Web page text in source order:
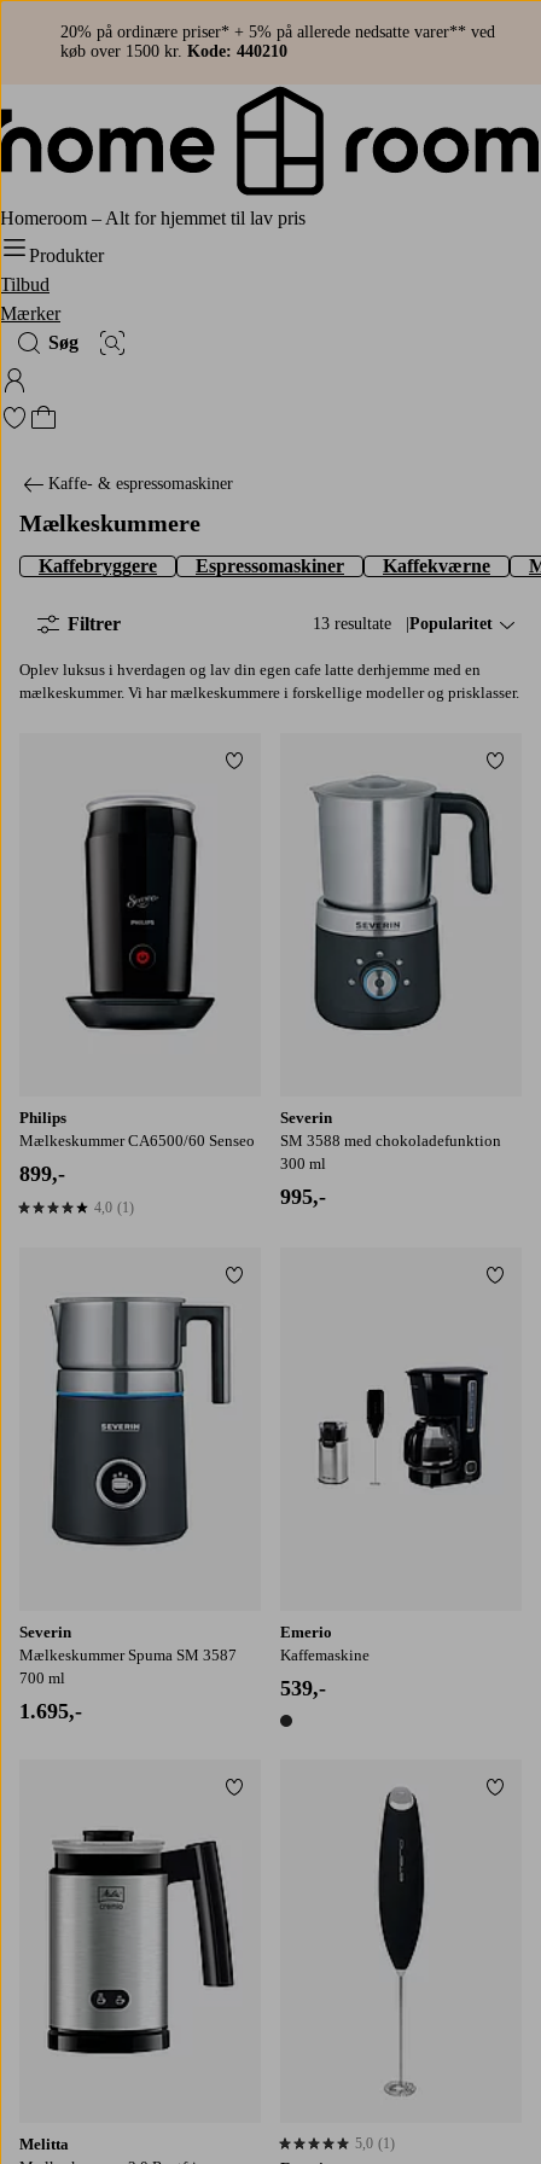
20% på ordinære priser* + 5% på allerede nedsatte varer** ved
køb over 1500 kr. Kode: 440210
Homeroom – Alt for hjemmet til lav pris
Produkter
Tilbud
Mærker
Søg
Billedsøgning
Log ind på Homeroom
Gå til favoritmarkerede produkter
Gå til indkøbskurven
Kaffe- & espressomaskiner
Mælkeskummere
Kaffebryggere Espressomaskiner Kaffekværne
13 resultate Sorter efter:
Popularitet
Filtrer
Oplev luksus i hverdagen og lav din egen cafe latte derhjemme med en
mælkeskummer. Vi har mælkeskummere i forskellige modeller og prisklasser.
Philips
Mælkeskummer CA6500/60 Senseo
899,-
4,0 baseret på 1 bedømmelser
4,0 (1)
Tilføj til favoritter
Severin
SM 3588 med chokoladefunktion
300 ml
995,-
Severin
Mælkeskummer Spuma SM 3587
700 ml
1.695,-
Tilføj til favoritter
Emerio
Kaffemaskine
539,-
1 farve
Melitta
Tilføj til favoritter
5,0 baseret på 1 bedømmelser
5,0 (1)